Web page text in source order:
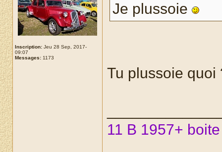
Inscription: Jeu 28 Sep, 2017-
09:07
Messages: 1173
Je plussoie
Tu plussoie quoi
11 B 1957+